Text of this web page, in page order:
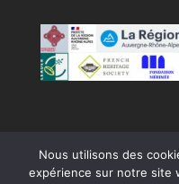
Nous utilisons des
expérience sur notre site